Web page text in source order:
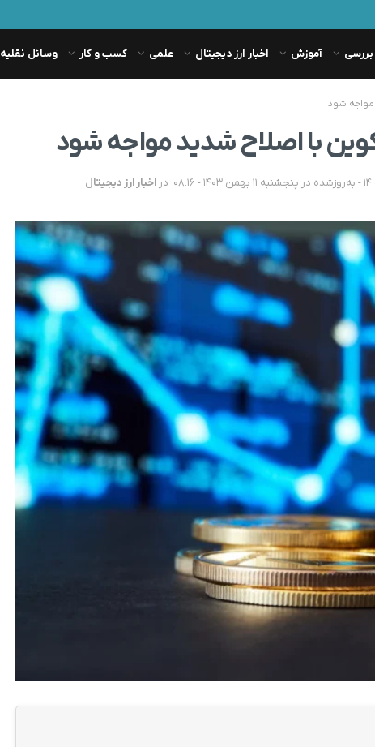
آموزش اخبار ارز دیجیتال علمی کسب و کار وسائل نقلیه
مواجه شود
با اصلاح شدید مواجه شود
در اخبار ارز دیجیتال